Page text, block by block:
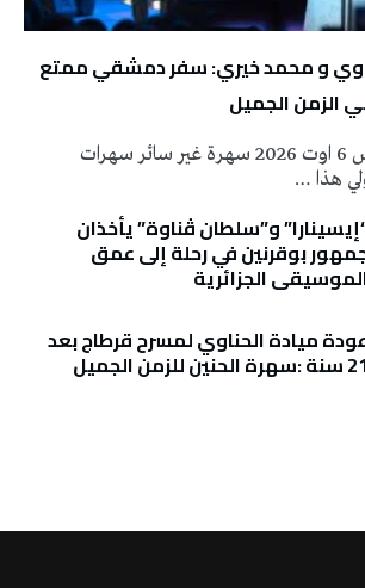
و محمد خيري: سفر دمشقي ممتع
الزمن الجميل
كانت سهرة الخميس 6 اوت 2026 سهرة غير سائر سهرات
هذا …
و”سلطان ڤناوة” يأخذان
بوقرنين في رحلة إلى عمق
الجزائرية
ميادة الحناوي لمسرح قرطاج بعد
للزمن الجميل